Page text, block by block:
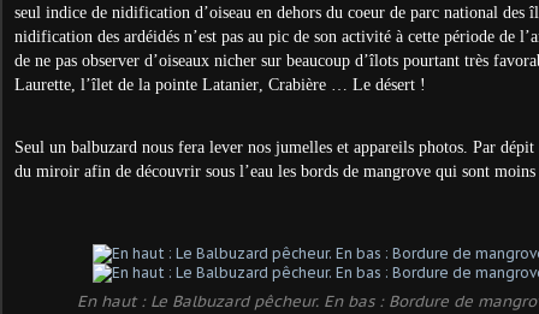
seul indice de nidification d’oiseau en dehors du coeur de parc national des
nidification des ardéidés n’est pas au pic de son activité à cette période de
de ne pas observer d’oiseaux nicher sur beaucoup d’îlots pourtant très
Laurette, l’îlet de la pointe Latanier, Crabière … Le désert !
Seul un balbuzard nous fera lever nos jumelles et appareils photos. Par dépit
du miroir afin de découvrir sous l’eau les bords de mangrove qui sont
En haut : Le Balbuzard pêcheur. En bas : Bordure de